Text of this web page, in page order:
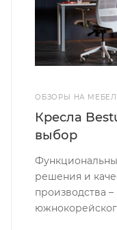
ОБЗОРЫ НА
Кресла
выбор
решения и
производства